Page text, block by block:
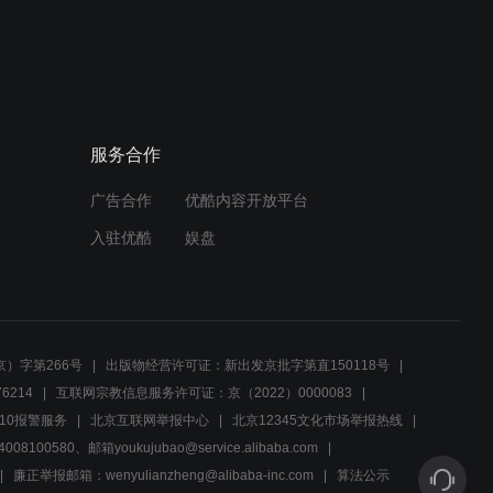
服务合作
广告合作 优酷内容开放平台
入驻优酷 娱盘
）字第266号
出版物经营许可证：新出发京批字第直150118号
互联网宗教信息服务许可证：京（2022）0000083
报警服务
北京互联网举报中心
北京12345文化市场举报热线
、邮箱youkujubao@service.alibaba.com
廉正举报邮箱：wenyulianzheng@alibaba-inc.com
算法公示